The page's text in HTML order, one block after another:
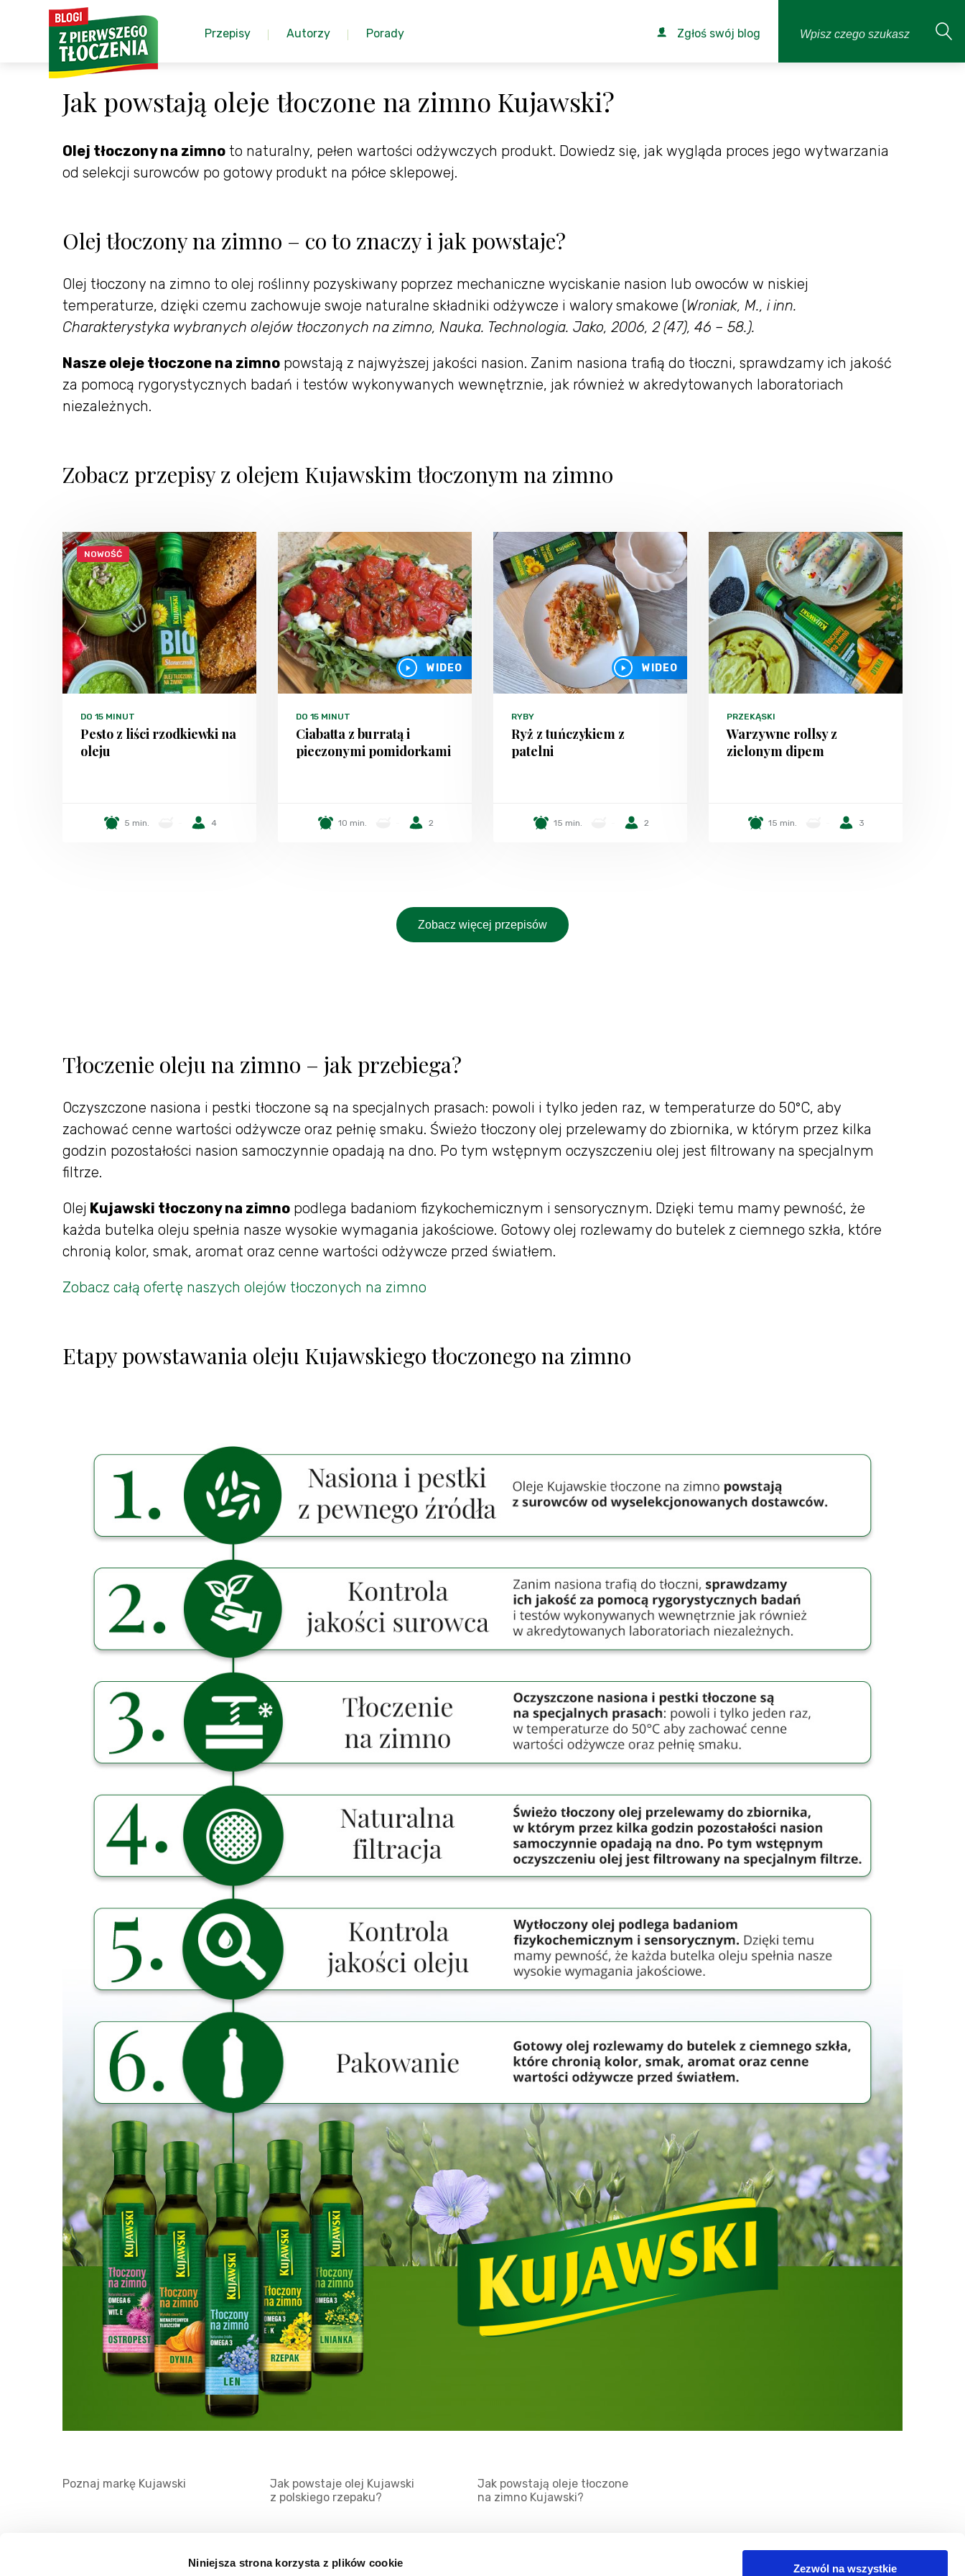
Niniejsza strona korzysta z plików cookie Zezwól na wszystkie
Przepisy Autorzy Porady Zgłoś swój blog
Jak powstają oleje tłoczone na zimno Kujawski?
Olej tłoczony na zimno to naturalny, pełen wartości odżywczych produkt. Dowiedz się, jak wygląda proces jego wytwarzania
od selekcji surowców po gotowy produkt na półce sklepowej.
Olej tłoczony na zimno – co to znaczy i jak powstaje?
Olej tłoczony na zimno to olej roślinny pozyskiwany poprzez mechaniczne wyciskanie nasion lub owoców w niskiej
temperaturze, dzięki czemu zachowuje swoje naturalne składniki odżywcze i walory smakowe (Wroniak, M., i inn.
Charakterystyka wybranych olejów tłoczonych na zimno, Nauka. Technologia. Jako, 2006, 2 (47), 46 – 58.).
Nasze oleje tłoczone na zimno powstają z najwyższej jakości nasion. Zanim nasiona trafią do tłoczni, sprawdzamy ich jakość
za pomocą rygorystycznych badań i testów wykonywanych wewnętrznie, jak również w akredytowanych laboratoriach
niezależnych.
Zobacz przepisy z olejem Kujawskim tłoczonym na zimno
NOWOŚĆ
DO 15 MINUT
Pesto z liści rzodkiewki na
oleju
5 min. 4
WIDEO
DO 15 MINUT
Ciabatta z burratą i
pieczonymi pomidorkami
10 min. 2
WIDEO
RYBY
Ryż z tuńczykiem z
patelni
15 min. 2
PRZEKĄSKI
Warzywne rollsy z
zielonym dipem
15 min. 3
Zobacz więcej przepisów
Tłoczenie oleju na zimno – jak przebiega?
Oczyszczone nasiona i pestki tłoczone są na specjalnych prasach: powoli i tylko jeden raz, w temperaturze do 50°C, aby
zachować cenne wartości odżywcze oraz pełnię smaku. Świeżo tłoczony olej przelewamy do zbiornika, w którym przez kilka
godzin pozostałości nasion samoczynnie opadają na dno. Po tym wstępnym oczyszczeniu olej jest filtrowany na specjalnym
filtrze.
Olej Kujawski tłoczony na zimno podlega badaniom fizykochemicznym i sensorycznym. Dzięki temu mamy pewność, że
każda butelka oleju spełnia nasze wysokie wymagania jakościowe. Gotowy olej rozlewamy do butelek z ciemnego szkła, które
chronią kolor, smak, aromat oraz cenne wartości odżywcze przed światłem.
Zobacz całą ofertę naszych olejów tłoczonych na zimno
Etapy powstawania oleju Kujawskiego tłoczonego na zimno
Poznaj markę Kujawski
Jak powstaje olej Kujawski
z polskiego rzepaku?
Jak powstają oleje tłoczone
na zimno Kujawski?